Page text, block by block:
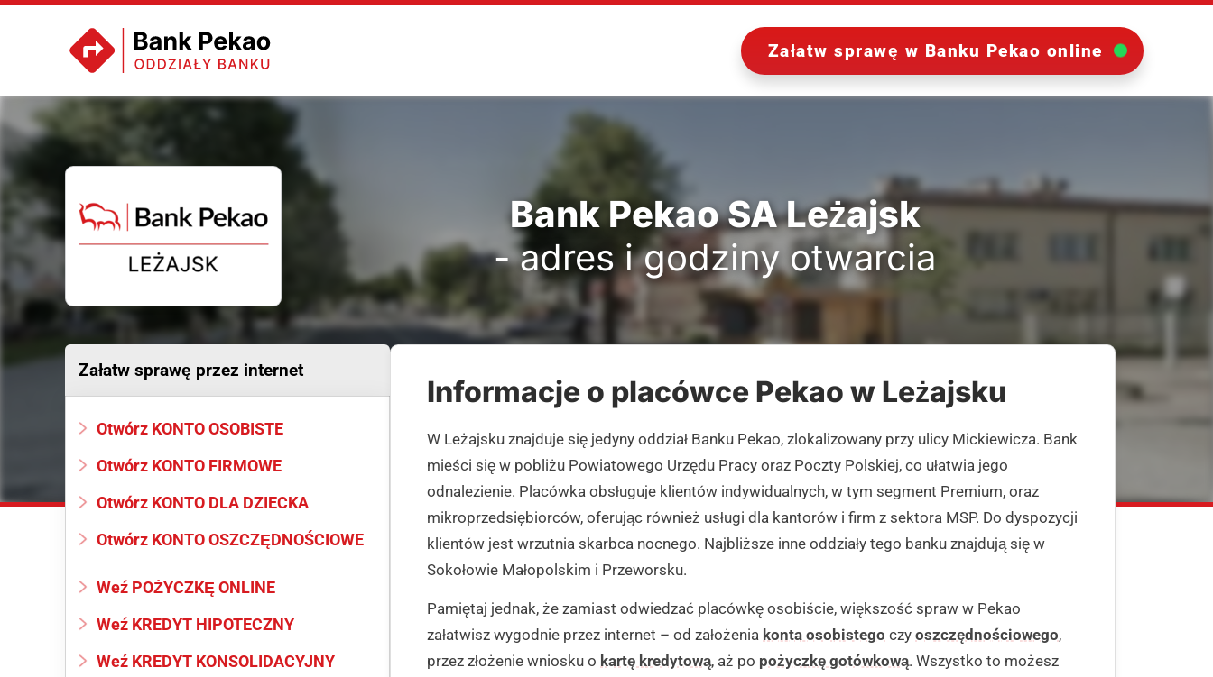
Załatw sprawę w Banku Pekao online
Bank Pekao SA Leżajsk
- adres i godziny otwarcia
Załatw sprawę przez internet
Otwórz KONTO OSOBISTE
Otwórz KONTO FIRMOWE
Otwórz KONTO DLA DZIECKA
Otwórz KONTO OSZCZĘDNOŚCIOWE
Weź POŻYCZKĘ ONLINE
Weź KREDYT HIPOTECZNY
Weź KREDYT KONSOLIDACYJNY
Informacje o placówce Pekao w Leżajsku
W Leżajsku znajduje się jedyny oddział Banku Pekao, zlokalizowany przy ulicy Mickiewicza. Bank
mieści się w pobliżu Powiatowego Urzędu Pracy oraz Poczty Polskiej, co ułatwia jego
odnalezienie. Placówka obsługuje klientów indywidualnych, w tym segment Premium, oraz
mikroprzedsiębiorców, oferując również usługi dla kantorów i firm z sektora MSP. Do dyspozycji
klientów jest wrzutnia skarbca nocnego. Najbliższe inne oddziały tego banku znajdują się w
Sokołowie Małopolskim i Przeworsku.
Pamiętaj jednak, że zamiast odwiedzać placówkę osobiście, większość spraw w Pekao
załatwisz wygodnie przez internet – od założenia konta osobistego czy oszczędnościowego,
przez złożenie wniosku o kartę kredytową, aż po pożyczkę gotówkową. Wszystko to możesz